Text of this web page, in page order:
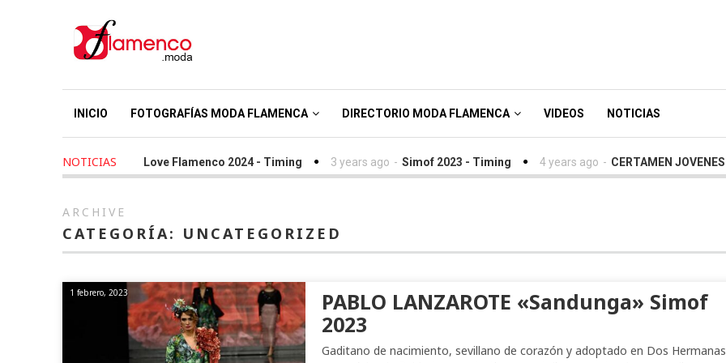
INICIO FOTOGRAFÍAS MODA FLAMENCA DIRECTORIO MODA FLAMENCA VIDEOS NOTICIAS
NOTICIAS
2 years ago - We Love Flamenco 2024 - Timing 3 years ago - Simof 2023 - Timing 4 years ago - CERTAMEN JOVENES
ARCHIVE
CATEGORÍA: UNCATEGORIZED
1 febrero, 2023
PABLO LANZAROTE «Sandunga» Simof
2023
Gaditano de nacimiento, sevillano de corazón y adoptado en Dos Hermanas